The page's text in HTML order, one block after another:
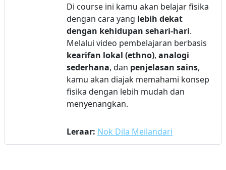
Di course ini kamu akan belajar fisika
dengan cara yang lebih dekat
dengan kehidupan sehari-hari.
Melalui video pembelajaran berbasis
kearifan lokal (ethno), analogi
sederhana, dan penjelasan sains,
kamu akan diajak memahami konsep
fisika dengan lebih mudah dan
menyenangkan.
Leraar: Nok Dila Meilandari